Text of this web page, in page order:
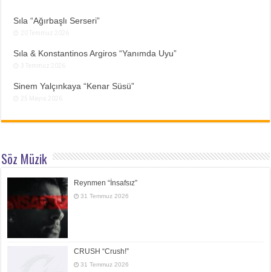
Sıla “Ağırbaşlı Serseri”
Sıla & Konstantinos Argiros “Yanımda Uyu”
Sinem Yalçınkaya “Kenar Süsü”
Söz Müzik
Reynmen “İnsafsız”
31 Temmuz 2026
CRUSH “Crush!”
31 Temmuz 2026